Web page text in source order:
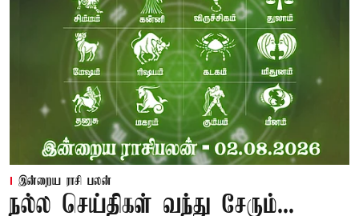
இன்றைய ராசி பலன்
நல்ல செய்திகள் வந்து சேரும்...